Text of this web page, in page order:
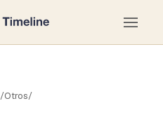
/Otros/